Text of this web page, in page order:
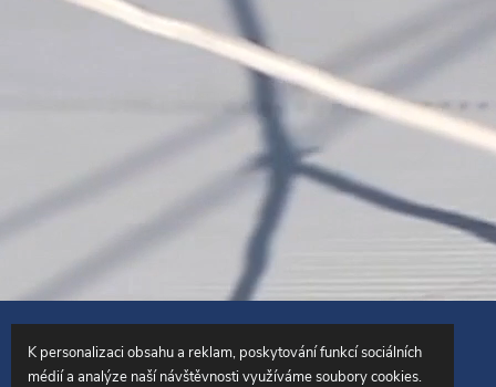
K personalizaci obsahu a reklam, poskytování funkcí sociálních
médií a analýze naší návštěvnosti využíváme soubory cookies.
Copyright 2026SailingCentrum.cz. Všechna práva vyhrazena.